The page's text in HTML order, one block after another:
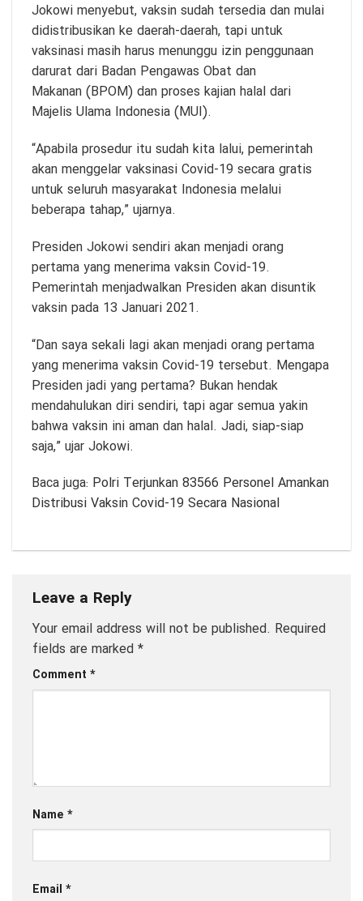
Jokowi menyebut, vaksin sudah tersedia dan mulai
didistribusikan ke daerah-daerah, tapi untuk
vaksinasi masih harus menunggu izin penggunaan
darurat dari Badan Pengawas Obat dan
Makanan (BPOM) dan proses kajian halal dari
Majelis Ulama Indonesia (MUI).
“Apabila prosedur itu sudah kita lalui, pemerintah
akan menggelar vaksinasi Covid-19 secara gratis
untuk seluruh masyarakat Indonesia melalui
beberapa tahap,” ujarnya.
Presiden Jokowi sendiri akan menjadi orang
pertama yang menerima vaksin Covid-19.
Pemerintah menjadwalkan Presiden akan disuntik
vaksin pada 13 Januari 2021.
“Dan saya sekali lagi akan menjadi orang pertama
yang menerima vaksin Covid-19 tersebut. Mengapa
Presiden jadi yang pertama? Bukan hendak
mendahulukan diri sendiri, tapi agar semua yakin
bahwa vaksin ini aman dan halal. Jadi, siap-siap
saja,” ujar Jokowi.
Baca juga: Polri Terjunkan 83566 Personel Amankan
Distribusi Vaksin Covid-19 Secara Nasional
Leave a Reply
Your email address will not be published. Required
fields are marked *
Comment *
Name *
Email *